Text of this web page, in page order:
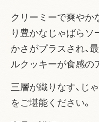
クリーミーで爽やか
り豊かなじゃばらソ
かさがプラスされ、
ルクッキーが食感の
三層が織りなす、じ
をご堪能ください。